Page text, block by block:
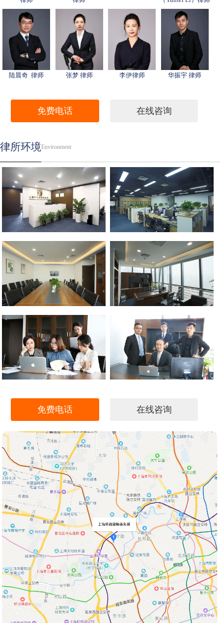
陆晨奇 律师 张梦 律师 李伊律师 华振宇 律师
免费电话 在线咨询
律所环境Environment
免费电话 在线咨询